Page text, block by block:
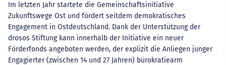
Im letzten Jahr startete die Gemeinschaftsinitiative
Zukunftswege Ost und fördert seitdem demokratisches
Engagement in Ostdeutschland. Dank der Unterstützung der
drosos Stiftung kann innerhalb der Initiative ein neuer
Förderfonds angeboten werden, der explizit die Anliegen junger
Engagierter (zwischen 14 und 27 Jahren) bürokratiearm